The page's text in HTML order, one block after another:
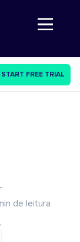
Abre a navegação
START FREE TRIAL
de leitura